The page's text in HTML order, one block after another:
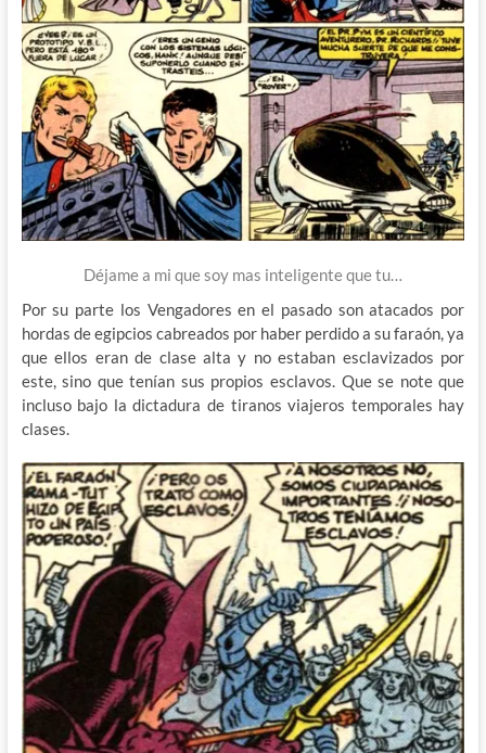
Déjame a mi que soy mas inteligente que tu…
Por su parte los Vengadores en el pasado son atacados por
hordas de egipcios cabreados por haber perdido a su faraón, ya
que ellos eran de clase alta y no estaban esclavizados por
este, sino que tenían sus propios esclavos. Que se note que
incluso bajo la dictadura de tiranos viajeros temporales hay
clases.